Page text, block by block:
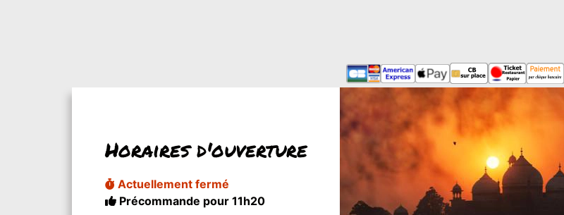
Horaires d'ouverture
Actuellement fermé
Précommande pour 11h20